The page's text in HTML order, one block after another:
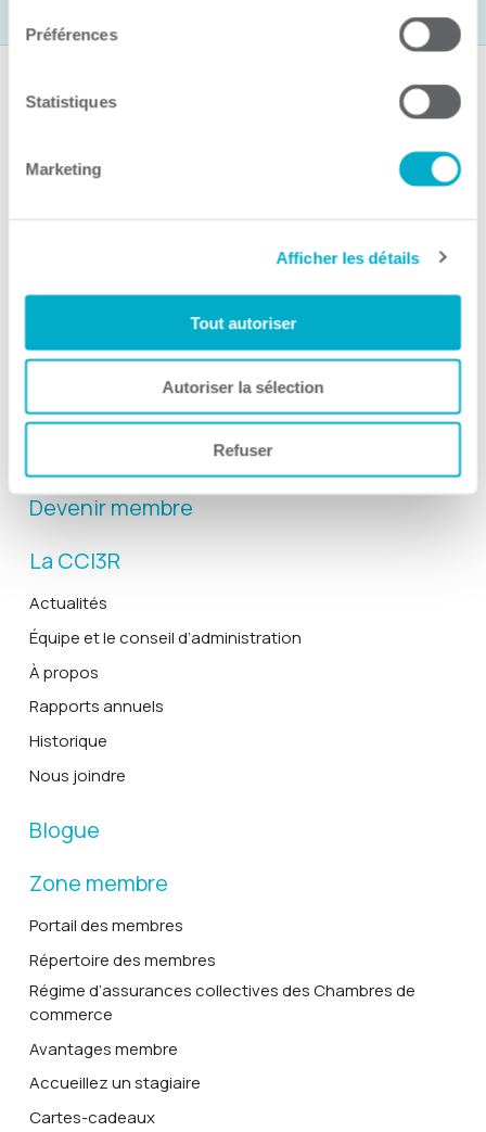
Préférences
Statistiques
Marketing
Afficher les détails
Tout autoriser
Autoriser la sélection
Refuser
Suivez-nous
Gala Radisson
Solutions RH
Devenir membre
La CCI3R
Actualités
Équipe et le conseil d’administration
À propos
Rapports annuels
Historique
Nous joindre
Blogue
Zone membre
Portail des membres
Répertoire des membres
Régime d’assurances collectives des Chambres de
commerce
Avantages membre
Accueillez un stagiaire
Cartes-cadeaux